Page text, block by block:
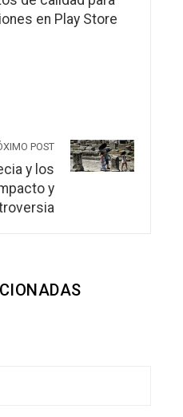
en Play Store
POST
y los
y